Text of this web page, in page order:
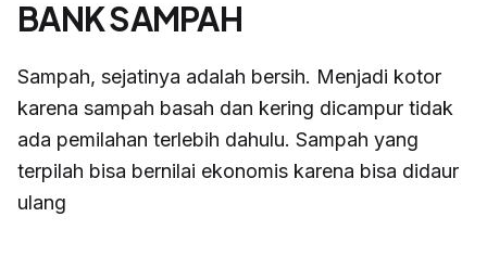
BANK SAMPAH
Sampah, sejatinya adalah bersih. Menjadi kotor
karena sampah basah dan kering dicampur tidak
ada pemilahan terlebih dahulu. Sampah yang
terpilah bisa bernilai ekonomis karena bisa didaur
ulang